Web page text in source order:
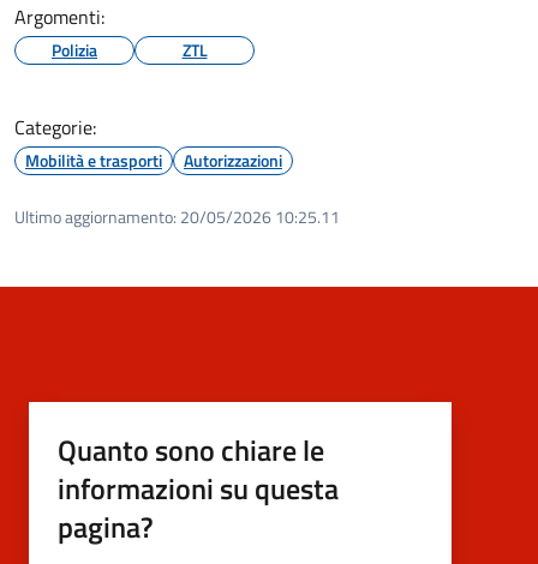
Argomenti:
Polizia ZTL
Categorie:
Mobilità e trasporti Autorizzazioni
Ultimo aggiornamento: 20/05/2026 10:25.11
Quanto sono chiare le
informazioni su questa
pagina?